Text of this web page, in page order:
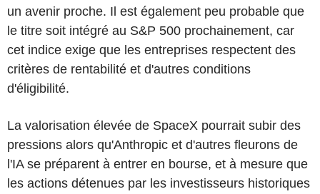
un avenir proche. Il est également peu probable que
le titre soit intégré au S&P 500 prochainement, car
cet indice exige que les entreprises respectent des
critères de rentabilité et d'autres conditions
d'éligibilité.
La valorisation élevée de SpaceX pourrait subir des
pressions alors qu'Anthropic et d'autres fleurons de
l'IA se préparent à entrer en bourse, et à mesure que
les actions détenues par les investisseurs historiques